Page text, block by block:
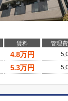
賃料 管理
4.8万円
5.3万円